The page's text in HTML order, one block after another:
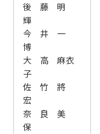
後 藤 明
輝
今 井 一
博
大 高 麻衣
子
佐 竹 將
宏
奈 良 美
保